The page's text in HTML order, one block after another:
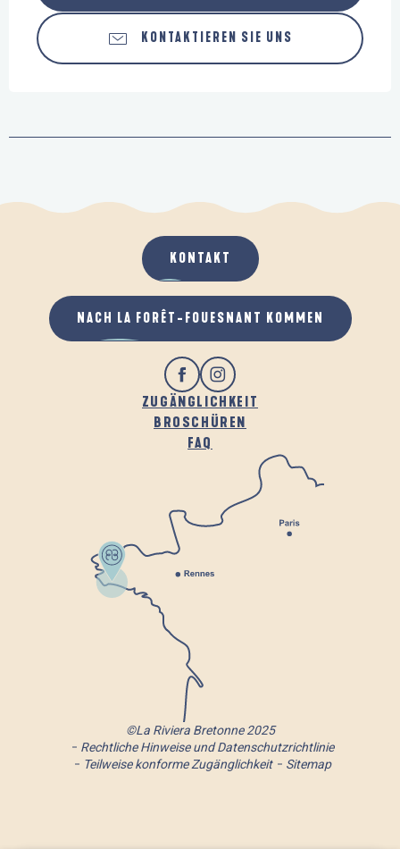
KONTAKTIEREN SIE UNS
ZUGÄNGLICHKEIT
BROSCHÜREN
FAQ
KONTAKT
NACH LA FORÊT-FOUESNANT KOMMEN
©La Riviera Bretonne 2025
Rechtliche Hinweise und Datenschutzrichtlinie
Teilweise konforme Zugänglichkeit
Sitemap